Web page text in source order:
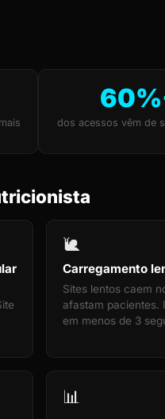
dos acessos vêm de
🐌
Carregamento
Sites lentos caem
afastam pacientes.
em menos de 3
📊